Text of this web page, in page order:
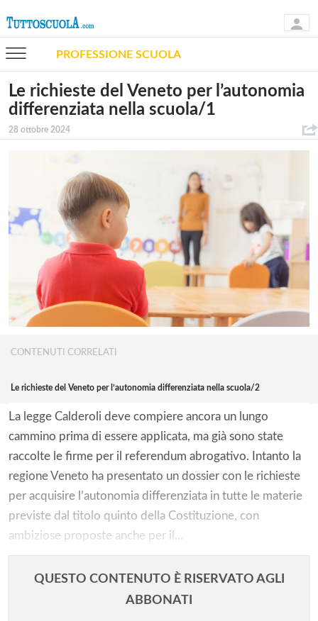
PROFESSIONE SCUOLA
Le richieste del Veneto per l’autonomia
differenziata nella scuola/1
28 ottobre 2024
CONTENUTI CORRELATI
Le richieste del Veneto per l’autonomia differenziata nella scuola/2
La legge Calderoli deve compiere ancora un lungo
cammino prima di essere applicata, ma già sono state
raccolte le firme per il referendum abrogativo. Intanto la
regione Veneto ha presentato un dossier con le richieste
per acquisire l’autonomia differenziata in tutte le materie
previste dal titolo quinto della Costituzione, con
ambiziose proposte anche per il...
QUESTO CONTENUTO È RISERVATO AGLI
ABBONATI